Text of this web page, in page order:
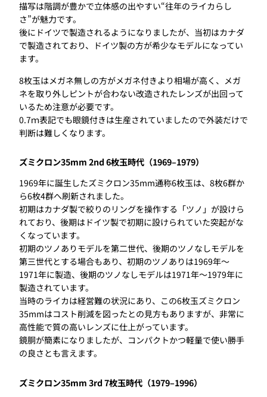
描写は階調が豊かで立体感の出やすい“往年のライカらし
さ”が魅力です。
後にドイツで製造されるようになりましたが、当初はカナダ
で製造されており、ドイツ製の方が希少なモデルになってい
ます。
8枚玉はメガネ無しの方がメガネ付きより相場が高く、メガ
ネを取り外しピントが合わない改造されたレンズが出回って
いるため注意が必要です。
0.7ｍ表記でも眼鏡付きは生産されていましたので外装だけで
判断は難しくなります。
ズミクロン35mm 2nd 6枚玉時代（1969–1979）
1969年に誕生したズミクロン35mm通称6枚玉は、8枚6群か
ら6枚4群へ刷新されました。
初期はカナダ製で絞りのリングを操作する「ツノ」が設けら
れており、後期はドイツ製で初期に設けられていた突起がな
くなっています。
初期のツノありモデルを第二世代、後期のツノなしモデルを
第三世代とする場合もあり、初期のツノありは1969年〜
1971年に製造、後期のツノなしモデルは1971年〜1979年に
製造されています。
当時のライカは経営難の状況にあり、この6枚玉ズミクロン
35mmはコスト削減を図ったとの見方もありますが、非常に
高性能で質の高いレンズに仕上がっています。
鏡胴が簡素になりましたが、コンパクトかつ軽量で使い勝手
の良さとも言えます。
ズミクロン35mm 3rd 7枚玉時代（1979–1996）